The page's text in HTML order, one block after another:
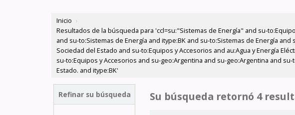
Inicio ›
Resultados de la búsqueda para 'ccl=su:"Sistemas de Energía" and su-
and su-to:Sistemas de Energía and itype:BK and su-to:Sistemas de Energía
Sociedad del Estado and su-to:Equipos y Accesorios and au:Agua y Energía
su-to:Equipos y Accesorios and su-geo:Argentina and su-geo:Argentina and
Estado. and itype:BK'
Refinar su búsqueda Su búsqueda retornó 4